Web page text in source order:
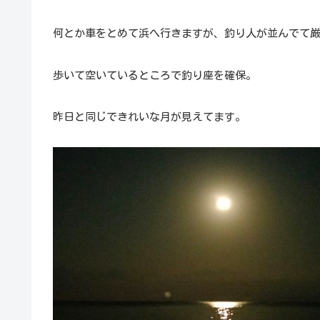
何とか車をとめて浜へ行きますが、釣り人が並んでて
歩いて空いているところで釣り座を確保。
昨日と同じできれいな月が見えてます。